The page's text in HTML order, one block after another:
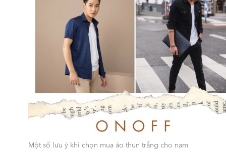
Một số lưu ý khi chọn mua áo thun trắng cho nam